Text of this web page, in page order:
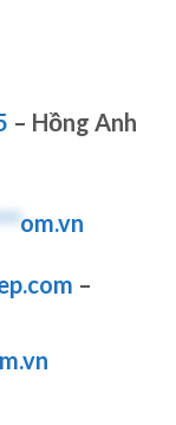
– Hồng Anh
om.vn
–